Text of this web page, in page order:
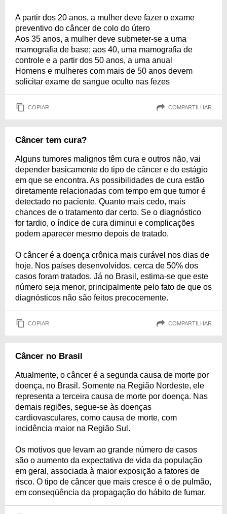
A partir dos 20 anos, a mulher deve fazer o exame
preventivo do câncer de colo do útero
Aos 35 anos, a mulher deve submeter-se a uma
mamografia de base; aos 40, uma mamografia de
controle e a partir dos 50 anos, a uma anual
Homens e mulheres com mais de 50 anos devem
solicitar exame de sangue oculto nas fezes
COPIAR COMPARTILHAR
Câncer tem cura?
Alguns tumores malignos têm cura e outros não, vai
depender basicamente do tipo de câncer e do estágio
em que se encontra. As possibilidades de cura estão
diretamente relacionadas com tempo em que tumor é
detectado no paciente. Quanto mais cedo, mais
chances de o tratamento dar certo. Se o diagnóstico
for tardio, o índice de cura diminui e complicações
podem aparecer mesmo depois de tratado.
O câncer é a doença crônica mais curável nos dias de
hoje. Nos países desenvolvidos, cerca de 50% dos
casos foram tratados. Já no Brasil, estima-se que este
número seja menor, principalmente pelo fato de que os
diagnósticos não são feitos precocemente.
COPIAR COMPARTILHAR
Câncer no Brasil
Atualmente, o câncer é a segunda causa de morte por
doença, no Brasil. Somente na Região Nordeste, ele
representa a terceira causa de morte por doença. Nas
demais regiões, segue-se às doenças
cardiovasculares, como causa de morte, com
incidência maior na Região Sul.
Os motivos que levam ao grande número de casos
são o aumento da expectativa de vida da população
em geral, associada à maior exposição a fatores de
risco. O tipo de câncer que mais cresce é o de pulmão,
em conseqüência da propagação do hábito de fumar.